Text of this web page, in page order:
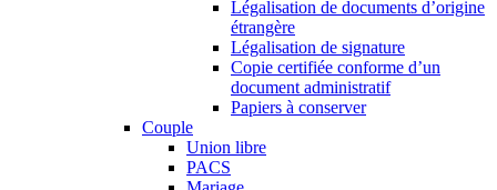
Légalisation de documents d’origine
étrangère
Légalisation de signature
Copie certifiée conforme d’un
document administratif
Papiers à conserver
Couple
Union libre
PACS